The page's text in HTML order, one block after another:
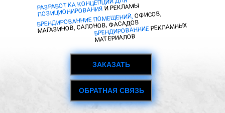
БРЕНДИРОВАННИЕПОМЕЩЕНИЙ, ОФИСОВ,
МАГАЗИНОВ, САЛОНОВ, ФАСАДОВ
БРЕНДИРОВАННИЕРЕКЛАМНЫХ
МАТЕРИАЛОВ
РАЗРАБОТКА КОНЦЕПЦИЙ ДЛЯ
ПОЗИЦИОНИРОВАНИЯИРЕКЛАМЫ
ЗАКАЗАТЬ
ОБРАТНАЯ СВЯЗЬ